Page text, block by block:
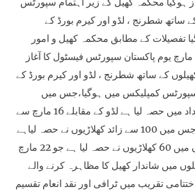
ساتھ شطرنج ، لڈو اور کیرم بورڈ کے
تفصیلات کے مطابق محکمہ کھیل و امور
نوجوانان کے زیر اہتمام 23 مارچ یوم پاکستان سپورٹس فیسٹول کا آغاز
کے ساتھ شطرنج ، لڈو اور کیرم بورڈ کے
سپورٹس کمپلیکس میں ہوگیا،جس میں
مقامی کھلاڑیوں نے بڑی تعداد میں حصہ لیا ہے لڈو کے مقابلے 16 مارچ سے
22 مارچ تک جاری رہینگے جس میں 100 سے زائد کھلاڑیوں نے حصہ لیاہے
جبکہ کیرم بورڈ کے مقابلوں میں 60 کھلاڑیوں نے حصہ لیا ہے جو 22 مارچ
میں شاندار کھیل کا مظاہرہ کرنے والے
23 مارچ کو اختتامی تقریب میں ٹرافی اور نقد انعام تقسیم